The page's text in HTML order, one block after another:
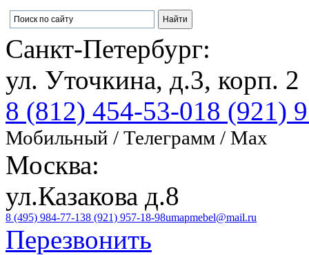
Санкт-Петербург:
ул. Уточкина, д.3, корп. 2
8 (812) 454-53-018 (921)
Мобильный / Телеграмм / Max
Москва:
ул.Казакова д.8
8 (495) 984-77-138 (921) 957-18-98umapmebel@mail.ru
Перезвонить